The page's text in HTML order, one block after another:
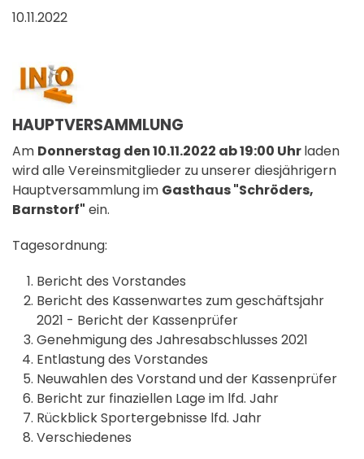
10.11.2022
HAUPTVERSAMMLUNG
Am Donnerstag den 10.11.2022 ab 19:00 Uhrladen
wird alle Vereinsmitglieder zu unserer diesjährigern
Hauptversammlung im Gasthaus "Schröders,
Barnstorf" ein.
Tagesordnung:
Bericht des Vorstandes
Bericht des Kassenwartes zum geschäftsjahr
2021 - Bericht der Kassenprüfer
Genehmigung des Jahresabschlusses 2021
Entlastung des Vorstandes
Neuwahlen des Vorstand und der Kassenprüfer
Bericht zur finaziellen Lage im lfd. Jahr
Rückblick Sportergebnisse lfd. Jahr
Verschiedenes